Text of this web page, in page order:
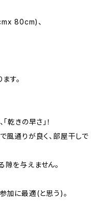
80cm)、
す。
乾きの早さ」！
風通りが良く、部屋干しで
を与えません。
加に最適(と思う)。